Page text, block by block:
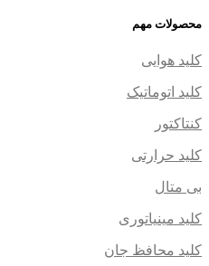
محصولات مهم
کلید هوایی
کلید اتوماتیک
کنتاکتور
کلید حرارتی
بی متال
کلید مینیاتوری
کلید محافظ جان